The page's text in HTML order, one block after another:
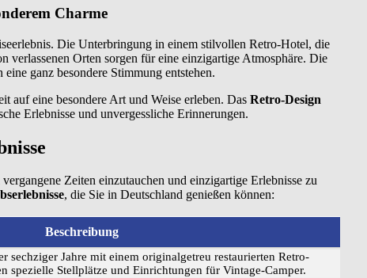
Charme
Die Unterbringung in einem stilvollen Retro-Hotel, die
verlassenen Orten sorgen für eine einzigartige Atmosphäre. Die
ganz besondere Stimmung entstehen.
auf eine besondere Art und Weise erleben. Das Retro-Design
Erlebnisse und unvergessliche Erinnerungen.
Zeiten einzutauchen und einzigartige Erlebnisse zu
, die Sie in Deutschland genießen können:
Beschreibung
sechziger Jahre mit einem originalgetreu restaurierten Retro-
spezielle Stellplätze und Einrichtungen für Vintage-Camper.